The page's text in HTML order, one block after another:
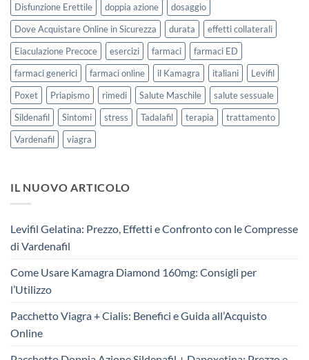
Disfunzione Erettile
doppia azione
dosaggio
Dove Acquistare Online in Sicurezza
durata
effetti collaterali
Eiaculazione Precoce
esercizi farmaci
farmaci ED
farmaci generici
farmaci online il Kamagra italiani
Levifil
Poxet
Priapismo rimedi Salute Maschile
salute sessuale
Sildenafil
Sintomi stress Tadalafil terapia
trattamento
Vardenafil
viagra
IL NUOVO ARTICOLO
Levifil Gelatina: Prezzo, Effetti e Confronto con le Compresse
di Vardenafil
Come Usare Kamagra Diamond 160mg: Consigli per
l’Utilizzo
Pacchetto Viagra + Cialis: Benefici e Guida all’Acquisto
Online